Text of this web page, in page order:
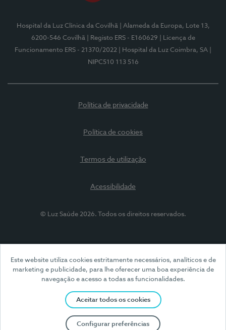
Este website utiliza cookies estritamente necessários, analíticos e de
marketing e publicidade, para lhe oferecer uma boa experiência de
navegação e acesso a todas as funcionalidades.
Aceitar todos os cookies
Configurar preferências
Hospital da Luz Clínica da Covilhã
| Alameda da Europa, Lote 13,
6200-546 Covilhã
| Registo ERS - E160629
| Licença de
Funcionamento ERS - 21370/2022
| Hospital da Luz Coimbra, SA
NIPC510 113 516
Política de privacidade
Política de cookies
Termos de utilização
Acessibilidade
© Luz Saúde 2026. Todos os direitos reservados.